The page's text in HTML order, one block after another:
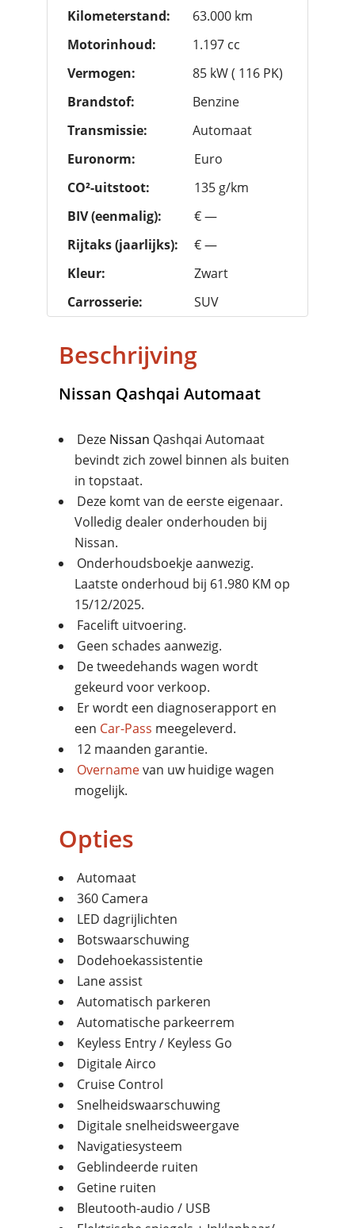
Kilometerstand:
63.000 km
Motorinhoud:
1.197 cc
Vermogen:
85 kW ( 116 PK)
Brandstof:
Benzine
Transmissie:
Automaat
Euronorm:
Euro
CO²-uitstoot:
135 g/km
BIV (eenmalig):
€ —
Rijtaks (jaarlijks):
€ —
Kleur:
Zwart
Carrosserie:
SUV
Beschrijving
Nissan Qashqai Automaat
Deze Nissan Qashqai Automaat
bevindt zich zowel binnen als buiten
in topstaat.
Deze komt van de eerste eigenaar.
Volledig dealer onderhouden bij
Nissan.
Onderhoudsboekje aanwezig.
Laatste onderhoud bij 61.980 KM op
15/12/2025.
Facelift uitvoering.
Geen schades aanwezig.
De tweedehands wagen wordt
gekeurd voor verkoop.
Er wordt een diagnoserapport en
een Car-Pass meegeleverd.
12 maanden garantie.
Overnamevan uw huidige wagen
mogelijk.
Opties
Automaat
360 Camera
LED dagrijlichten
Botswaarschuwing
Dodehoekassistentie
Lane assist
Automatisch parkeren
Automatische parkeerrem
Keyless Entry / Keyless Go
Digitale Airco
Cruise Control
Snelheidswaarschuwing
Digitale snelheidsweergave
Navigatiesysteem
Geblindeerde ruiten
Getine ruiten
Bleutooth-audio / USB